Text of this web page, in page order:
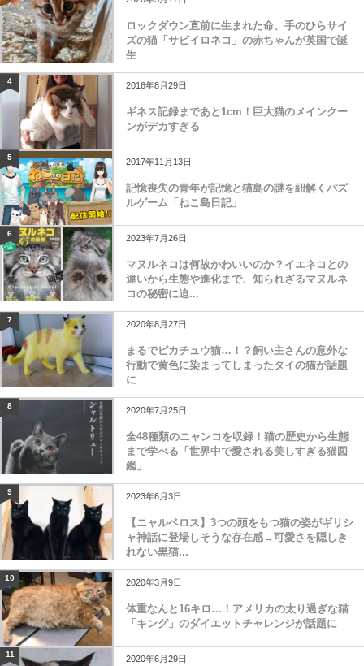
ロックダウン直前に生まれた命、手のひらサイ
ズの猫「サビイロネコ」の赤ちゃんが英国で誕
生
4 2016年8月29日
ギネス記録まであと1cm！巨大猫のメインクー
ンがデカすぎる
5 2017年11月13日
記憶喪失の青年が記憶と猫島の謎を紐解くパズ
ルゲーム「ねこ島日記」
6 2023年7月26日
マヌルネコは何故かわいいのか？イエネコとの
違いから生態や進化まで、知られざるマヌルネ
コの秘密に迫...
7 2020年8月27日
まるでピカチュウ猫…！？飼い主さんの意外な
行動で黄色に染まってしまったタイの猫が話題
に
8 2020年7月25日
全48種類のニャンコを収録！猫の歴史から生態
まで学べる「世界中で愛される美しすぎる猫図
鑑」
9 2023年6月3日
【ニャルベロス】3つの頭をもつ猫の姿がギリシ
ャ神話に登場しそうな存在感→可愛さを隠しき
れない黒猫...
10 2020年3月9日
体重なんと16キロ…！アメリカの太り過ぎな猫
「キング」のダイエットチャレンジが話題に
11 2020年6月29日